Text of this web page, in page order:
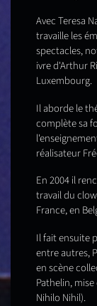
Avec Teresa
travaille les
spectacles,
ivre d'Arthur
Luxembourg.
Il aborde le
complète sa
réalisateur
En 2004 il
travail du
France, en
Il fait ensuite
entre autres,
en scène
Pathelin,
Nihilo Nihil).